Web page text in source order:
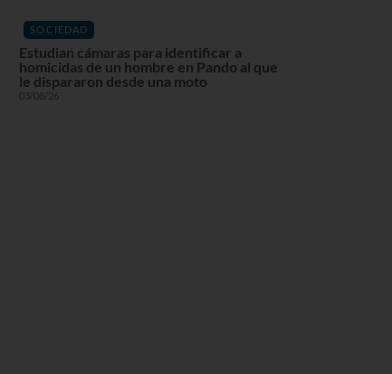
SOCIEDAD
Estudian cámaras para identificar a
homicidas de un hombre en Pando al que
le dispararon desde una moto
03/08/26